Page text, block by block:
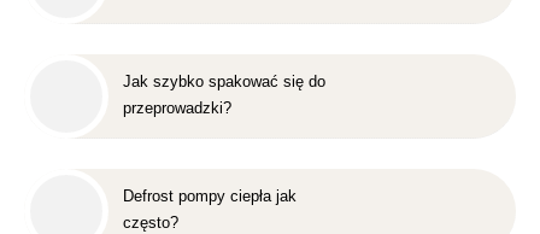
Jak szybko spakować się do
przeprowadzki?
Defrost pompy ciepła jak
często?